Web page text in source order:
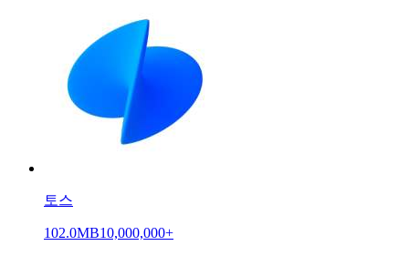
토스
102.0MB10,000,000+